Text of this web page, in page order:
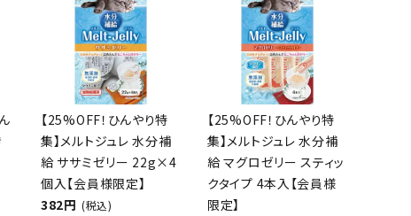
【25%OFF！ひんやり特
集】メルトジュレ 水分補
給 ササミゼリー 22g×4
個入【会員様限定】
382円 (税込)
【25%OFF！ひんやり特
集】メルトジュレ 水分補
給 マグロゼリー スティッ
クタイプ 4本入【会員様
限定】